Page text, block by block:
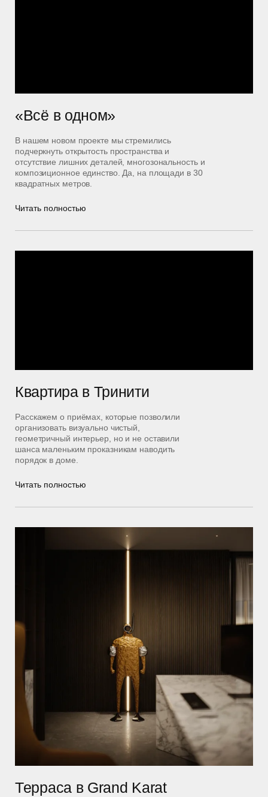
«Всё в одном»
В нашем новом проекте мы стремились
подчеркнуть открытость пространства и
отсутствие лишних деталей, многозональность и
композиционное единство. Да, на площади в 30
квадратных метров.
Читать полностью
Квартира в Тринити
Расскажем о приёмах, которые позволили
организовать визуально чистый,
геометричный интерьер, но и не оставили
шанса маленьким проказникам наводить
порядок в доме.
Читать полностью
Терраса в Grand Karat